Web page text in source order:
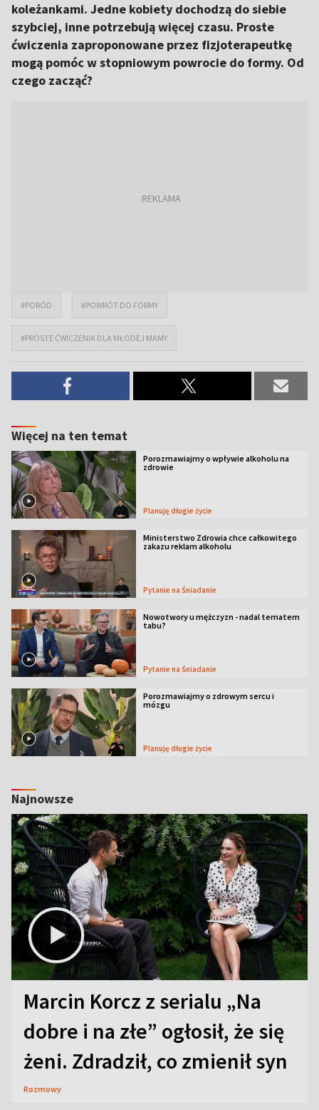
koleżankami. Jedne kobiety dochodzą do siebie
szybciej, inne potrzebują więcej czasu. Proste
ćwiczenia zaproponowane przez fizjoterapeutkę
mogą pomóc w stopniowym powrocie do formy. Od
czego zacząć?
#PORÓD #POWRÓT DO FORMY
#PROSTE ĆWICZENIA DLA MŁODEJ MAMY
Więcej na ten temat
Porozmawiajmy o wpływie alkoholu na
zdrowie
Planuję długie życie
Ministerstwo Zdrowia chce całkowitego
zakazu reklam alkoholu
Pytanie na Śniadanie
Nowotwory u mężczyzn - nadal tematem
tabu?
Pytanie na Śniadanie
Porozmawiajmy o zdrowym sercu i
mózgu
Planuję długie życie
Najnowsze
Marcin Korcz z serialu „Na
dobre i na złe” ogłosił, że się
żeni. Zdradził, co zmienił syn
Rozmowy